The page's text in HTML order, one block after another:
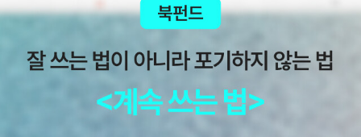
권을 보장하는 것이 근본 목적이다. 기소권이 법률 전문가인 검사에
게 속한다고 보는 것에는 다툼이 없다. 문제는 수사권이다. 1954년
형사소송법 제정 때부터 검경의 수사권 분배는 중요 과제였다. 오랜
논쟁을 거쳐 입법자들은 잠정적으로 검사에게 직접 수사권 및 경찰에
대한 수사지휘권을 부여했다. 이는 경찰 파쇼를 억제하기 위해서였
다. 하지만 지금은 시간이 많이 흘렀고, 조건도 바뀌었다. 나라가 발전